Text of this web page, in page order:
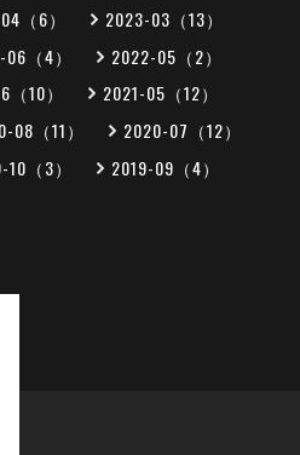
（6）
2023-03（13）
（4）
2022-05（2）
10）
2021-05（12）
08（11）
2020-07（12）
10（3）
2019-09（4）